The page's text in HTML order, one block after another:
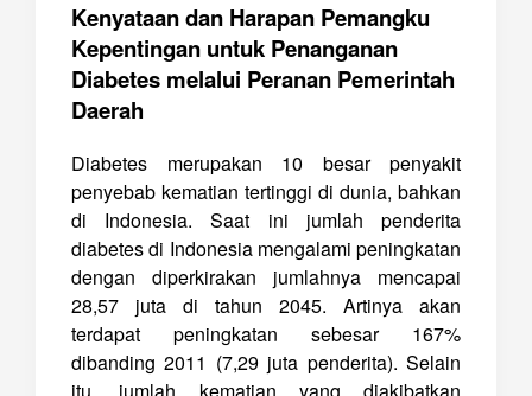
Kenyataan dan Harapan Pemangku
Kepentingan untuk Penanganan
Diabetes melalui Peranan Pemerintah
Daerah
Diabetes merupakan 10 besar penyakit
penyebab kematian tertinggi di dunia, bahkan
di Indonesia. Saat ini jumlah penderita
diabetes di Indonesia mengalami peningkatan
dengan diperkirakan jumlahnya mencapai
28,57 juta di tahun 2045. Artinya akan
terdapat peningkatan sebesar 167%
dibanding 2011 (7,29 juta penderita). Selain